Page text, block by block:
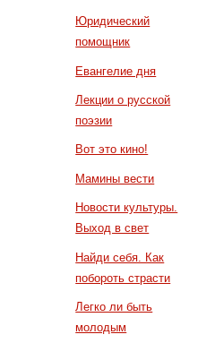
Юридический
помощник
Евангелие дня
Лекции о русской
поэзии
Вот это кино!
Мамины вести
Новости культуры.
Выход в свет
Найди себя. Как
побороть страсти
Легко ли быть
молодым